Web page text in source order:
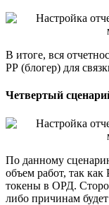
В итоге, вся
РР (блогер) для
Четвертый
По данному
объем работ, так
токены в ОРД.
либо причинам